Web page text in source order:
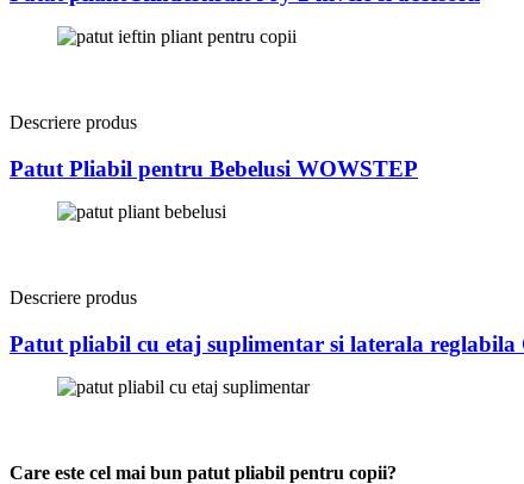
Descriere produs
Patut Pliabil pentru Bebelusi WOWSTEP
Descriere produs
Patut pliabil cu etaj suplimentar si laterala reglabila
Care este cel mai bun patut pliabil pentru copii?